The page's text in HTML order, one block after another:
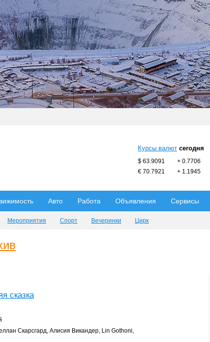
Курсы валют сегодня
$ 63.9091 + 0.7706
€ 70.7921
+ 1.1945
Авто Работа Объявления Сервисы
Мероприятия Спорт Вечеринки Цирк
сказка
Скарсгард, Алисия Викандер, Lin Gothoni,